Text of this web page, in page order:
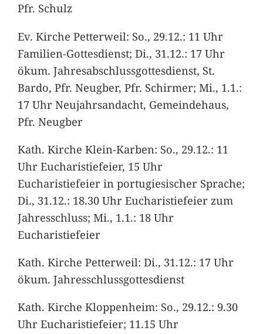
Pfr. Schulz
Ev. Kirche Petterweil: So., 29.12.: 11 Uhr
Familien-Gottesdienst; Di., 31.12.: 17 Uhr
ökum. Jahresabschlussgottesdienst, St.
Bardo, Pfr. Neugber, Pfr. Schirmer; Mi., 1.1.:
17 Uhr Neujahrsandacht, Gemeindehaus,
Pfr. Neugber
Kath. Kirche Klein-Karben: So., 29.12.: 11
Uhr Eucharistiefeier, 15 Uhr
Eucharistiefeier in portugiesischer Sprache;
Di., 31.12.: 18.30 Uhr Eucharistiefeier zum
Jahresschluss; Mi., 1.1.: 18 Uhr
Eucharistiefeier
Kath. Kirche Petterweil: Di., 31.12.: 17 Uhr
ökum. Jahresschlussgottesdienst
Kath. Kirche Kloppenheim: So., 29.12.: 9.30
Uhr Eucharistiefeier; 11.15 Uhr